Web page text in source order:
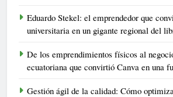
Eduardo Stekel: el emprendedor que
universitaria en un gigante regional del
De los emprendimientos físicos al
ecuatoriana que convirtió Canva en una
Gestión ágil de la calidad: Cómo